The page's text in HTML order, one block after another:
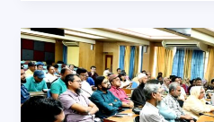
চবির
নবনিযুক্ত
উপাচার্যের
সঙ্গে